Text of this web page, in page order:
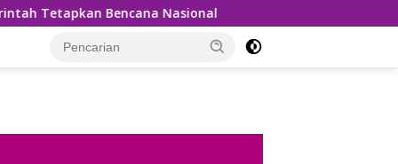
Nasional Bea Cukai Gagalkan Penyelundupan